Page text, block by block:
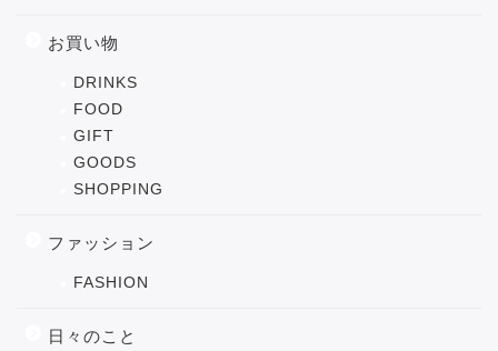
お買い物
DRINKS
FOOD
GIFT
GOODS
SHOPPING
ファッション
FASHION
日々のこと